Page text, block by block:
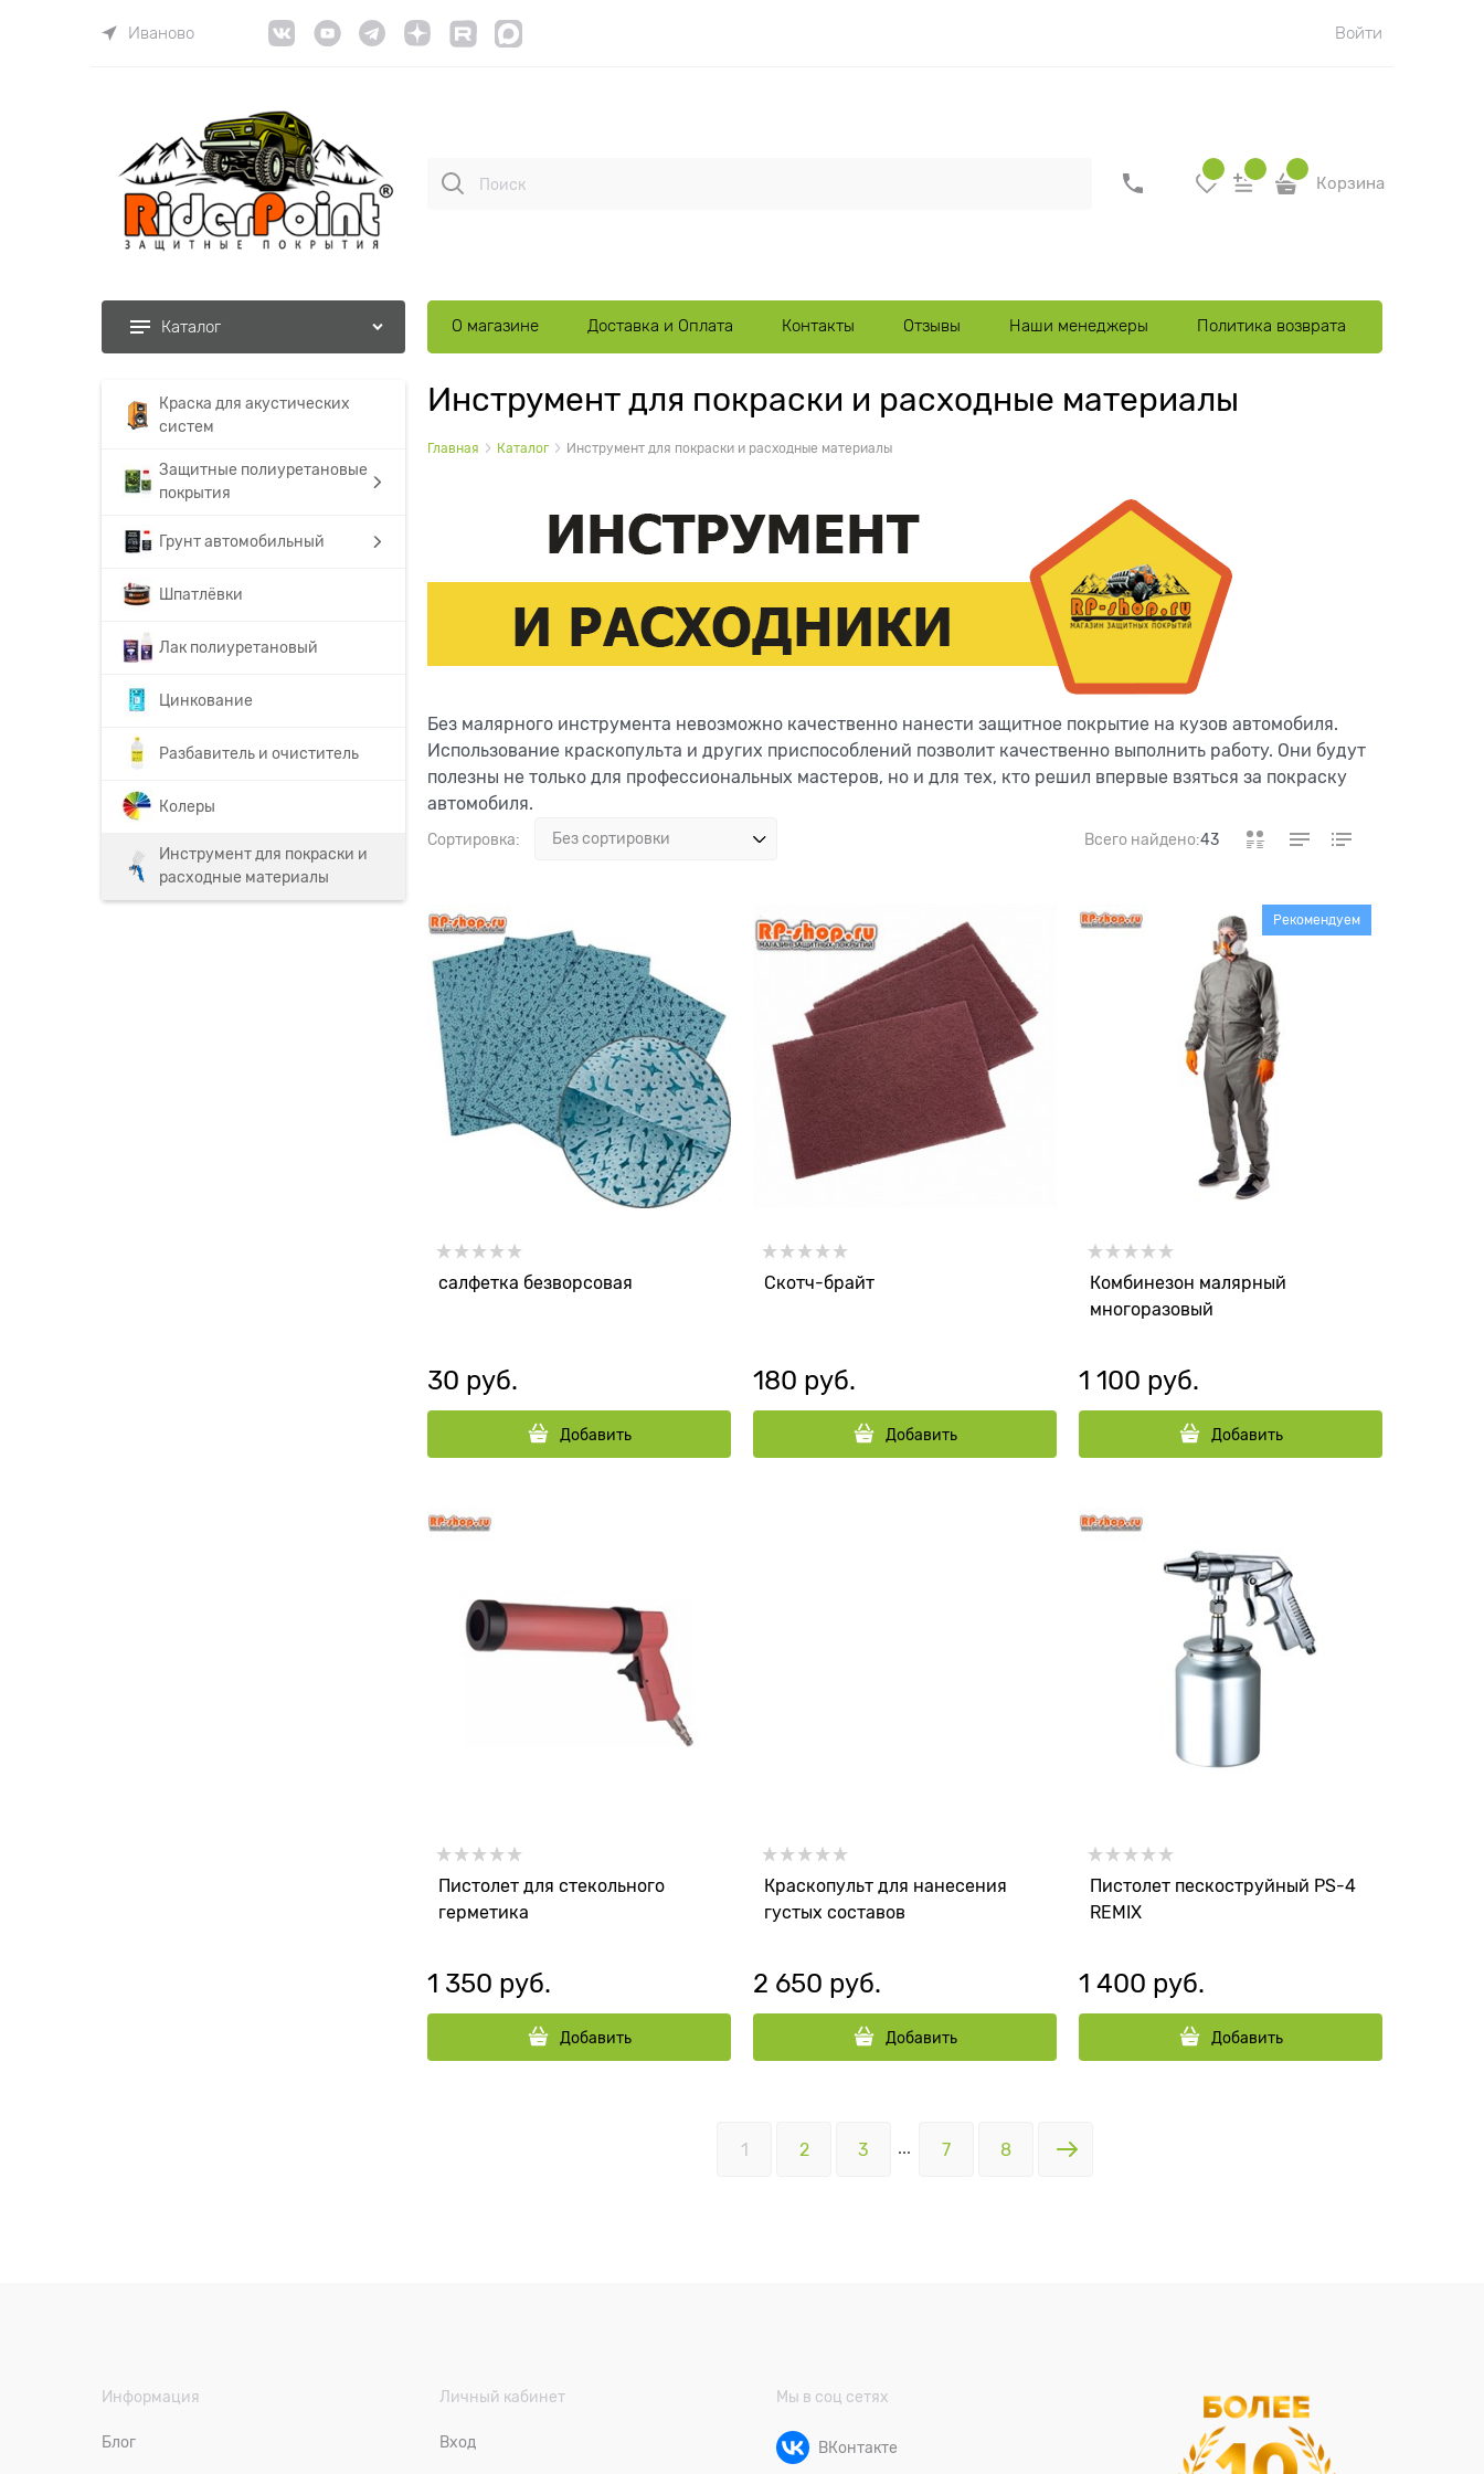
Иваново Войти
Корзина
Каталог О магазине Доставка и Оплата Контакты Отзывы Наши менеджеры Политика возврата
Краска для акустических
систем
Защитные полиуретановые
покрытия
Грунт автомобильный
Шпатлёвки
Лак полиуретановый
Цинкование
Разбавитель и очиститель
Колеры
Инструмент для покраски и
расходные материалы
Инструмент для покраски и расходные материалы
Главная Каталог Инструмент для покраски и расходные материалы
Без малярного инструмента невозможно качественно нанести защитное покрытие на кузов автомобиля.
Использование краскопульта и других приспособлений позволит качественно выполнить работу. Они будут
полезны не только для профессиональных мастеров, но и для тех, кто решил впервые взяться за покраску
автомобиля.
Сортировка: Всего найдено:43
салфетка безворсовая
30 руб.
Добавить
Скотч-брайт
180 руб.
Добавить
Комбинезон малярный
многоразовый
Рекомендуем
1 100 руб.
Добавить
Пистолет для стекольного
герметика
1 350 руб.
Добавить
Краскопульт для нанесения
густых составов
2 650 руб.
Добавить
Пистолет пескоструйный PS-4
REMIX
1 400 руб.
Добавить
1 2 3 ... 7 8
Информация
Блог
Личный кабинет
Вход
Мы в соц сетях
ВКонтакте